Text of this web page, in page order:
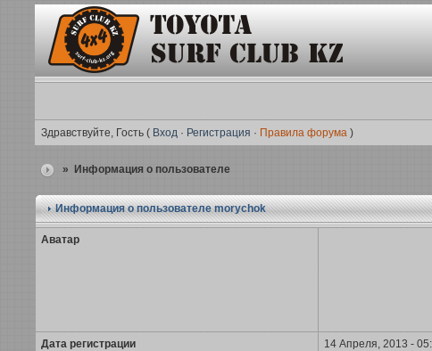
Здравствуйте, Гость ( Вход· Регистрация · Правила форума)
» Информация о пользователе
Информация о пользователеmorychok
Аватар
Дата регистрации
14 Апреля, 2013 -